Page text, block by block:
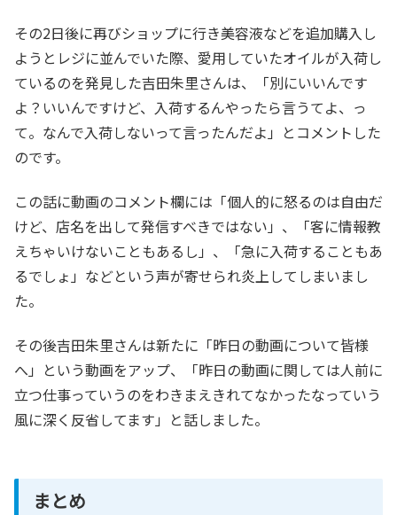
その2日後に再びショップに行き美容液などを追加購入し
ようとレジに並んでいた際、愛用していたオイルが入荷し
ているのを発見した吉田朱里さんは、「別にいいんです
よ？いいんですけど、入荷するんやったら言うてよ、っ
て。なんで入荷しないって言ったんだよ」とコメントした
のです。
この話に動画のコメント欄には「個人的に怒るのは自由だ
けど、店名を出して発信すべきではない」、「客に情報教
えちゃいけないこともあるし」、「急に入荷することもあ
るでしょ」などという声が寄せられ炎上してしまいまし
た。
その後吉田朱里さんは新たに「昨日の動画について皆様
へ」という動画をアップ、「昨日の動画に関しては人前に
立つ仕事っていうのをわきまえきれてなかったなっていう
風に深く反省してます」と話しました。
まとめ